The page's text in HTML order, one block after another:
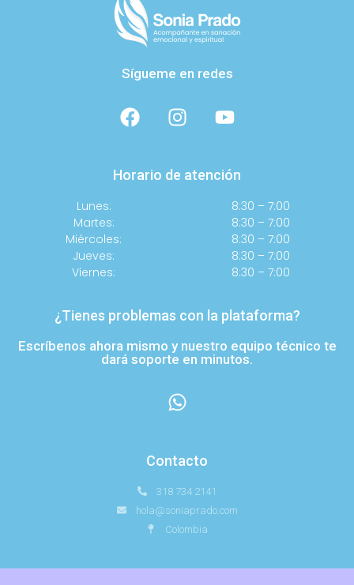
Sígueme en redes
Horario de atención
Lunes:
Martes:
Miércoles:
Jueves:
Viernes:
8:30 – 7:00
8:30 – 7:00
8:30 – 7:00
8:30 – 7:00
8:30 – 7:00
¿Tienes problemas con la plataforma?
Escríbenos ahora mismo y nuestro equipo técnico te
dará soporte en minutos.
Contacto
318 734 2141
hola@soniaprado.com
Colombia